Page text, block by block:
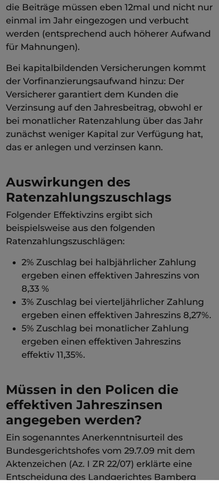
die Beiträge müssen eben 12mal und nicht nur
einmal im Jahr eingezogen und verbucht
werden (entsprechend auch höherer Aufwand
für Mahnungen).
Bei kapitalbildenden Versicherungen kommt
der Vorfinanzierungsaufwand hinzu: Der
Versicherer garantiert dem Kunden die
Verzinsung auf den Jahresbeitrag, obwohl er
bei monatlicher Ratenzahlung über das Jahr
zunächst weniger Kapital zur Verfügung hat,
das er anlegen und verzinsen kann.
Auswirkungen des
Ratenzahlungszuschlags
Folgender Effektivzins ergibt sich
beispielsweise aus den folgenden
Ratenzahlungszuschlägen:
2% Zuschlag bei halbjährlicher Zahlung
ergeben einen effektiven Jahreszins von
8,33 %
3% Zuschlag bei vierteljährlicher Zahlung
ergeben einen effektiven Jahreszins 8,27%.
5% Zuschlag bei monatlicher Zahlung
ergeben einen effektiven Jahreszins
effektiv 11,35%.
Müssen in den Policen die
effektiven Jahreszinsen
angegeben werden?
Ein sogenanntes Anerkenntnisurteil des
Bundesgerichtshofes vom 29.7.09 mit dem
Aktenzeichen (Az. I ZR 22/07) erklärte eine
Entscheidung des Landgerichtes Bamberg